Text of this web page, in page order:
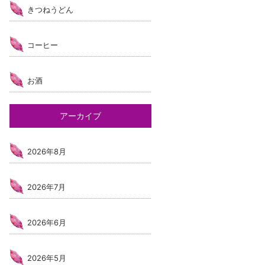
きつねうどん
コーヒー
お酒
アーカイブ
2026年8月
2026年7月
2026年6月
2026年5月